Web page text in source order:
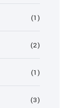
(1)
(2)
(1)
(3)